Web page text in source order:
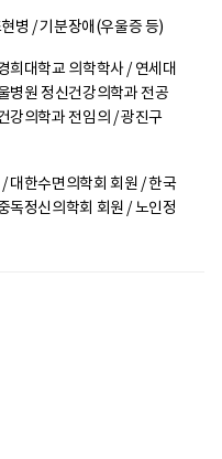
병 / 기분장애(우울증 등)
희대학교 의학학사 / 연세대
병원 정신건강의학과 전공
강의학과 전임의 / 광진구
대한수면의학회 회원 / 한국
독정신의학회 회원 / 노인정